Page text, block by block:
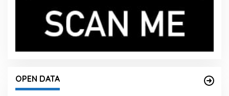
OPEN DATA